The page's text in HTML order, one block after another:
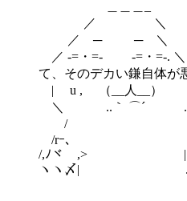
／ ＼
／ ─ ─ ＼
／ -=・=- -=・
て、そのデカい鎌自体が
| u , （__人__）
＼ ..｀ ⌒´ .
/ ヾ_
/rｰ､
/,ﾉヾ ,> |
ヽヽ〆|